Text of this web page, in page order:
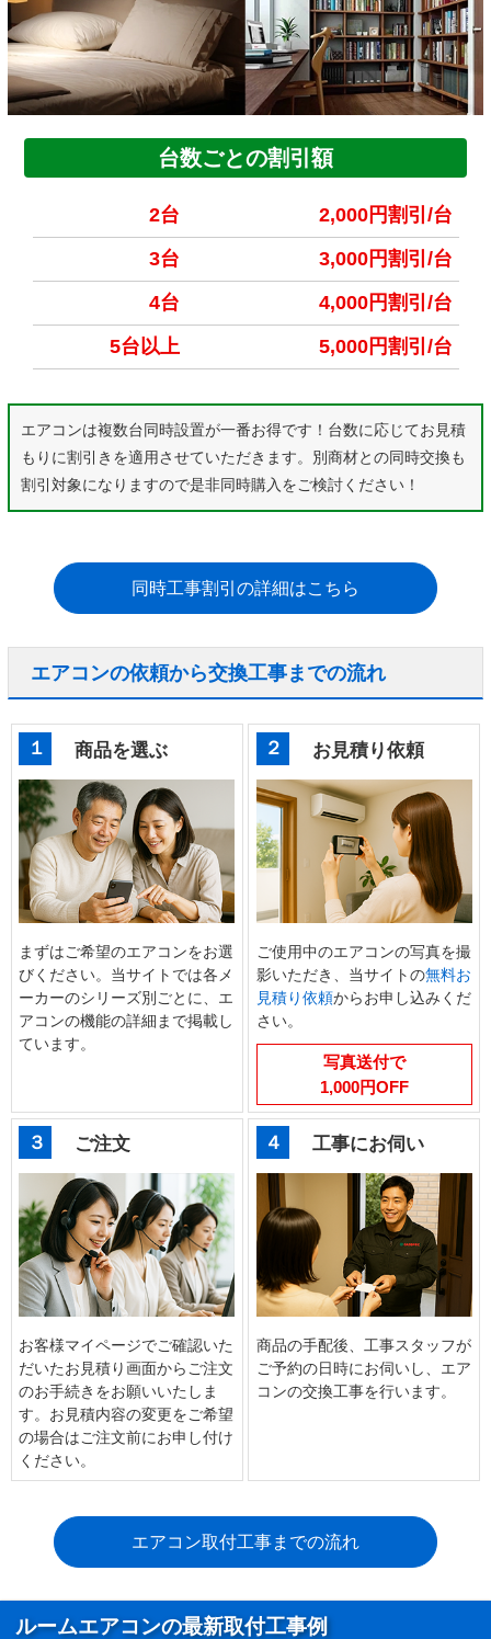
台数ごとの割引額
2台
2,000円割引/台
3台
3,000円割引/台
4台
4,000円割引/台
5台以上
5,000円割引/台
エアコンは複数台同時設置が一番お得です！台数に応じてお見積
もりに割引きを適用させていただきます。別商材との同時交換も
割引対象になりますので是非同時購入をご検討ください！
同時工事割引の詳細はこちら
エアコンの依頼から交換工事までの流れ
１ 商品を選ぶ
まずはご希望のエアコンをお選
びください。当サイトでは各メ
ーカーのシリーズ別ごとに、エ
アコンの機能の詳細まで掲載し
ています。
２ お見積り依頼
ご使用中のエアコンの写真を撮
影いただき、当サイトの無料お
見積り依頼からお申し込みくだ
さい。
写真送付で
1,000円OFF
３ ご注文
お客様マイページでご確認いた
だいたお見積り画面からご注文
のお手続きをお願いいたしま
す。お見積内容の変更をご希望
の場合はご注文前にお申し付け
ください。
４ 工事にお伺い
商品の手配後、工事スタッフが
ご予約の日時にお伺いし、エア
コンの交換工事を行います。
エアコン取付工事までの流れ
ルームエアコンの最新取付工事例